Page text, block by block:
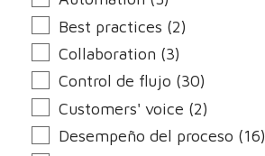
Best practices (2)
Collaboration (3)
Control de flujo (30)
Customers' voice (2)
Desempeño del proceso (16)